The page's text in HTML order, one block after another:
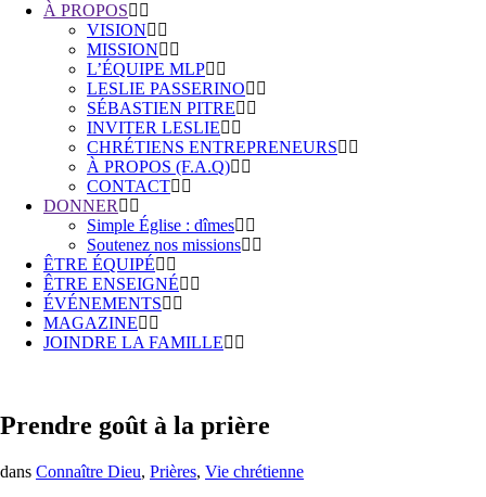
À PROPOS
VISION
MISSION
L’ÉQUIPE MLP
LESLIE PASSERINO
SÉBASTIEN PITRE
INVITER LESLIE
CHRÉTIENS ENTREPRENEURS
À PROPOS (F.A.Q)
CONTACT
DONNER
Simple Église : dîmes
Soutenez nos missions
ÊTRE ÉQUIPÉ
ÊTRE ENSEIGNÉ
ÉVÉNEMENTS
MAGAZINE
JOINDRE LA FAMILLE
Prendre goût à la prière
dans Connaître Dieu, Prières, Vie chrétienne